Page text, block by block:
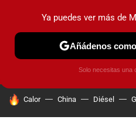
PRUEBAS COCHES
HOY SE HABLA DE
Calor China Diésel
Ya puedes ver más de
Añádenos
Solo necesitas una